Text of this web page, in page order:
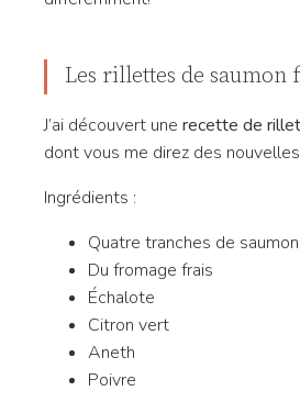
Les rillettes de saumon
J’ai découvert une recette de
dont vous me direz des
Ingrédients :
Quatre tranches de
Du fromage frais
Échalote
Citron vert
Aneth
Poivre